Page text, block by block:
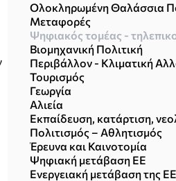
Ολοκληρωμένη Θαλάσσια
Μεταφορές
Ψηφιακός τομέας -
Βιομηχανική Πολιτική
Περιβάλλον - Κλιματική
Τουρισμός
Γεωργία
Αλιεία
Εκπαίδευση, κατάρτιση,
Πολιτισμός – Αθλητισμός
Έρευνα και Καινοτομία
Ψηφιακή μετάβαση ΕΕ
Ενεργειακή μετάβαση της ΕΕ